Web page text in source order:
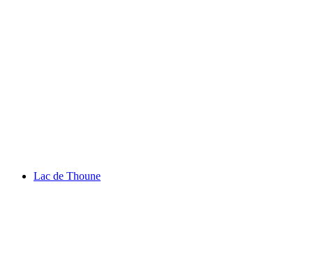
Lac de Thoune